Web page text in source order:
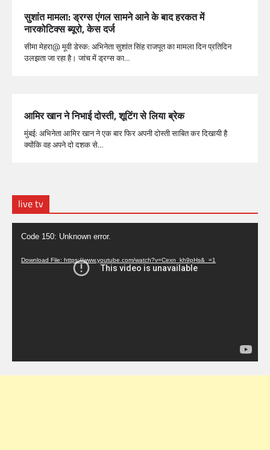
सुशांत मामला: ड्रग्स एंगल सामने आने के बाद हरकत में
नारकोटिक्स ब्यूरो, केस दर्ज
सीमा मेहरा@ मूवी डेस्क: अभिनेता सुशांत सिंह राजपूत का मामला दिन प्रतिदिन
उलझता जा रहा है। जांच में ड्रग्स का…
आमिर खान ने निभाई दोस्ती, शूटिंग से लिया ब्रेक
मुंबई: अभिनेता आमिर खान ने एक बार फिर अपनी दोस्ती साबित कर दिखायी है
क्योंकि वह अपने दो दशक से…
live tv
Player
Code 150: Unknown error.
Download File: https://www.youtube.com/watch?v=Cexn_kh9pHs&_=1